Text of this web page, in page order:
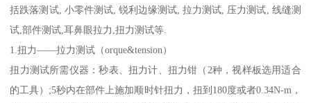
括跌落测试, 小零件测试, 锐利边缘测试, 拉力测试, 压力测试, 线缝测
试,部件测试,耳鼻眼拉力,扭力测试等.
1.扭力——拉力测试（orque&tension）
扭力测试所需仪器：秒表、扭力计、扭力钳（2种，视样板选用适合
的工具）;5秒内在部件上施加顺时针扭力，扭到180度或者0.34N-m，